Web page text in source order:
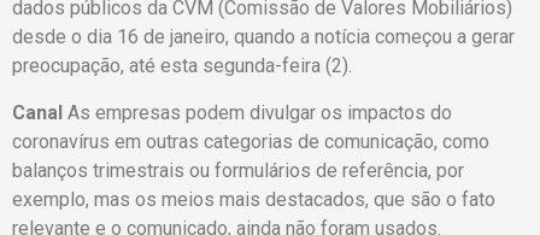
dados públicos da CVM (Comissão de Valores Mobiliários)
desde o dia 16 de janeiro, quando a notícia começou a gerar
preocupação, até esta segunda-feira (2).
Canal As empresas podem divulgar os impactos do
coronavírus em outras categorias de comunicação, como
balanços trimestrais ou formulários de referência, por
exemplo, mas os meios mais destacados, que são o fato
relevante e o comunicado, ainda não foram usados.